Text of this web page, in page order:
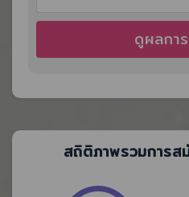
ดูผลกา
สถิติภาพรวมการส